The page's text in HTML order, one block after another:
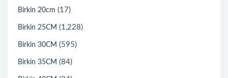
Birkin 20cm (17)
Birkin 25CM (1,228)
Birkin 30CM (595)
Birkin 35CM (84)